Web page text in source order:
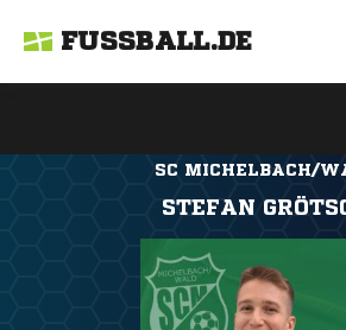
FUSSBALL.DE
SC MICHELBACH/
STEFAN